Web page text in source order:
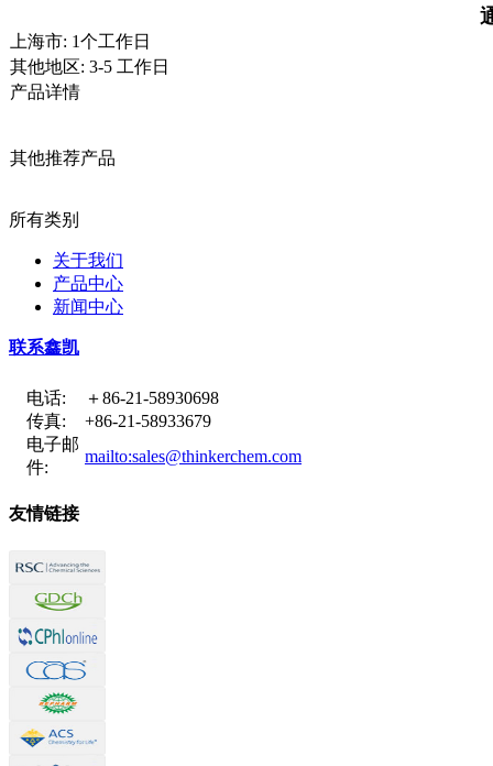
上海市: 1个工作日
其他地区: 3-5 工作日
产品详情
其他推荐产品
所有类别
关于我们
产品中心
新闻中心
联系鑫凯
电话:
＋86-21-58930698
传真:
+86-21-58933679
电子邮
件:
mailto:sales@thinkerchem.com
友情链接